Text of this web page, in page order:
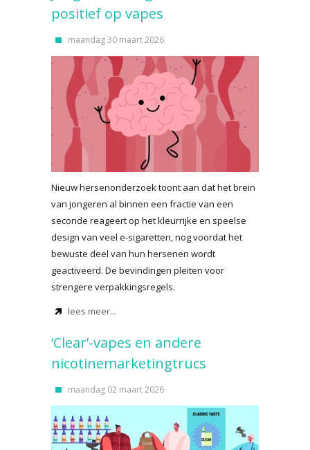
positief op vapes
maandag 30 maart 2026
Nieuw hersenonderzoek toont aan dat het brein
van jongeren al binnen een fractie van een
seconde reageert op het kleurrijke en speelse
design van veel e-sigaretten, nog voordat het
bewuste deel van hun hersenen wordt
geactiveerd. De bevindingen pleiten voor
strengere verpakkingsregels.
lees meer...
‘Clear’-vapes en andere
nicotinemarketingtrucs
maandag 02 maart 2026